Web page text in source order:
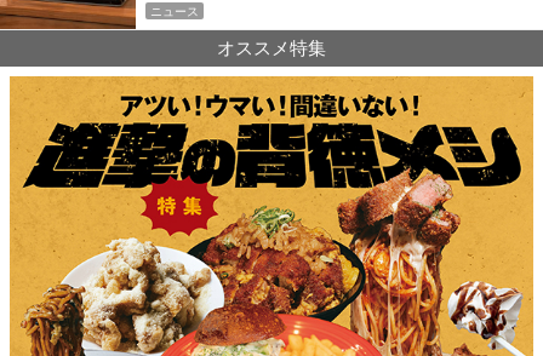
ニュース
オススメ特集